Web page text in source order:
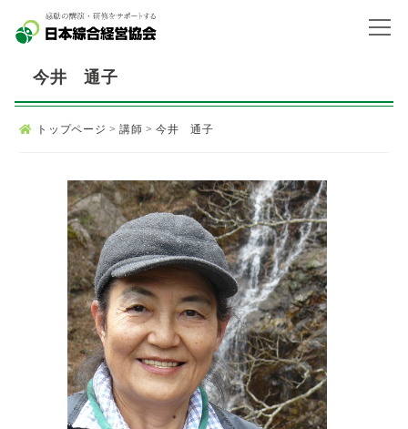
今井 通子
トップページ >講師 >今井 通子